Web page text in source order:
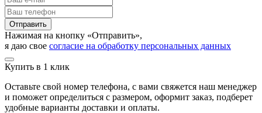
Отправить
Нажимая на кнопку «Отправить»,
я даю свое согласие на обработку персональных данных
Купить в 1 клик
Оставьте свой номер телефона, с вами свяжется наш менеджер
и поможет определиться с размером, оформит заказ, подберет
удобные варианты доставки и оплаты.